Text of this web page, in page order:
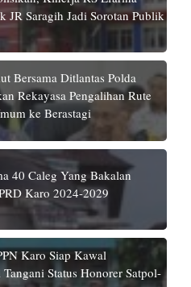
JR Saragih Jadi Sorotan Publik
Bersama Ditlantas Polda
Rekayasa Pengalihan Rute
ke Berastagi
40 Caleg Yang Bakalan
Karo 2024-2029
Karo Siap Kawal
Status Honorer Satpol-